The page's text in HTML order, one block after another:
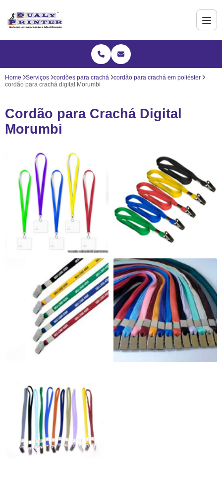
Home Serviços cordões para crachá
cordão para crachá em poliéster
cordão para crachá digital Morumbi
Cordão para Crachá Digital
Morumbi